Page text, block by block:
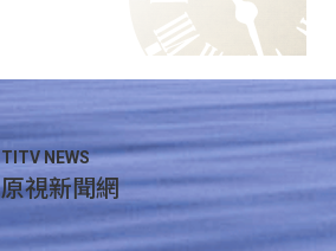
TITV NEWS
原視新聞網